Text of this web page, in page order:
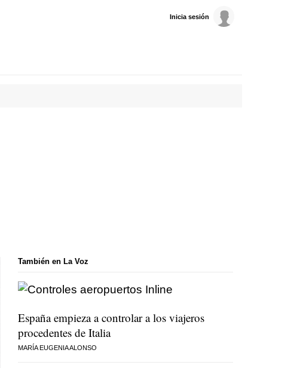
Inicia sesión
También en La Voz
España empieza a controlar a los viajeros
procedentes de Italia
MARÍA EUGENIA ALONSO